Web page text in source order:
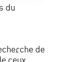
du
de